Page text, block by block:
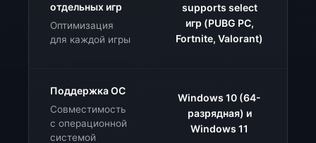
отдельных игр
Оптимизация
для каждой игры
supports select
игр (PUBG PC,
Fortnite, Valorant)
Поддержка ОС
Совместимость
с операционной
системой
Windows 10 (64-
разрядная) и
Windows 11